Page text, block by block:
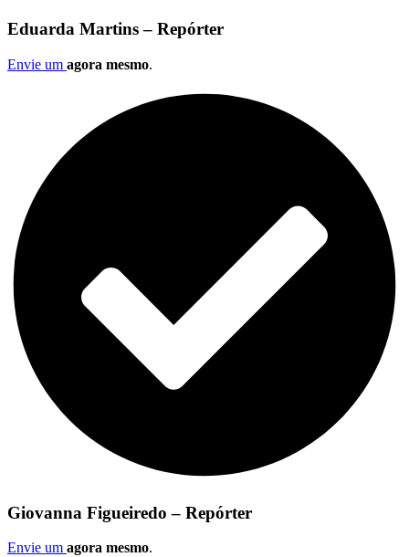
Eduarda Martins – Repórter
Envie um agora mesmo.
Giovanna Figueiredo – Repórter
Envie um agora mesmo.